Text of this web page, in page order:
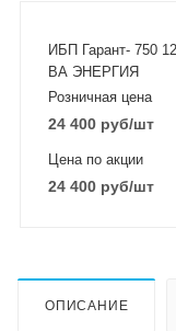
ИБП Гарант- 750
ВА ЭНЕРГИЯ
Розничная цена
24 400руб/шт
Цена по акции
24 400руб/шт
ОПИСАНИЕ